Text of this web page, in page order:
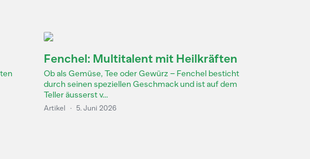
Fenchel: Multitalent mit Heilkräften
Ob als Gemüse, Tee oder Gewürz – Fenchel besticht
durch seinen speziellen Geschmack und ist auf dem
Teller äusserst v...
Artikel · 5. Juni 2026